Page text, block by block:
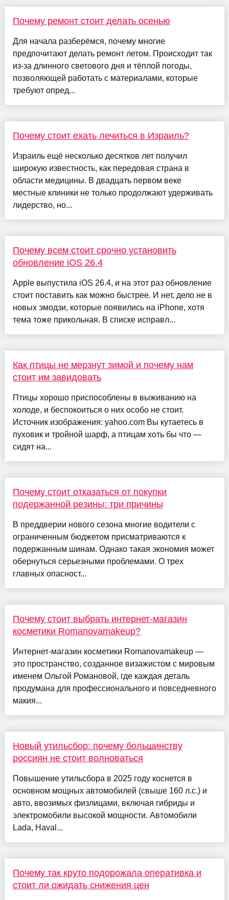
Почему ремонт стоит делать осенью
Для начала разберёмся, почему многие
предпочитают делать ремонт летом. Происходит так
из-за длинного светового дня и тёплой погоды,
позволяющей работать с материалами, которые
требуют опред...
Почему стоит ехать лечиться в Израиль?
Израиль ещё несколько десятков лет получил
широкую известность, как передовая страна в
области медицины. В двадцать первом веке
местные клиники не только продолжают удерживать
лидерство, но...
Почему всем стоит срочно установить
обновление iOS 26.4
Apple выпустила iOS 26.4, и на этот раз обновление
стоит поставить как можно быстрее. И нет, дело не в
новых эмодзи, которые появились на iPhone, хотя
тема тоже прикольная. В списке исправл...
Как птицы не мерзнут зимой и почему нам
стоит им завидовать
Птицы хорошо приспособлены в выживанию на
холоде, и беспокоиться о них особо не стоит.
Источник изображения: yahoo.com Вы кутаетесь в
пуховик и тройной шарф, а птицам хоть бы что —
сидят на...
Почему стоит отказаться от покупки
подержанной резины: три причины
В преддверии нового сезона многие водители с
ограниченным бюджетом присматриваются к
подержанным шинам. Однако такая экономия может
обернуться серьезными проблемами. О трех
главных опасност...
Почему стоит выбрать интернет-магазин
косметики Romanovamakeup?
Интернет-магазин косметики Romanovamakeup —
это пространство, созданное визажистом с мировым
именем Ольгой Романовой, где каждая деталь
продумана для профессионального и повседневного
макия...
Новый утильсбор: почему большинству
россиян не стоит волноваться
Повышение утильсбора в 2025 году коснется в
основном мощных автомобилей (свыше 160 л.с.) и
авто, ввозимых физлицами, включая гибриды и
электромобили высокой мощности. Автомобили
Lada, Haval...
Почему так круто подорожала оперативка и
стоит ли ожидать снижения цен